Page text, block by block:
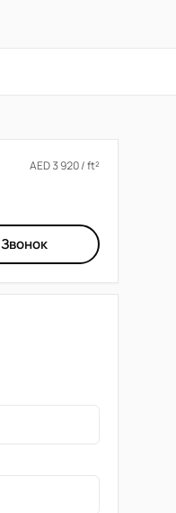
AED 3 920 / ft²
Звонок